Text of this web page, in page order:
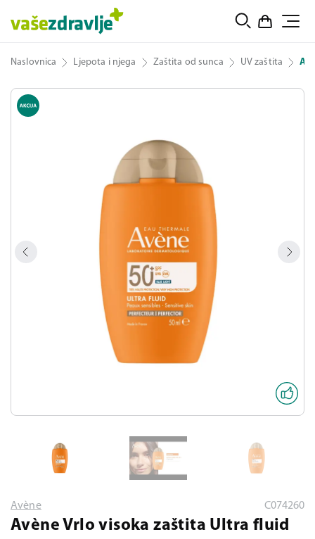
Naslovnica Ljepota i njega Zaštita od sunca UV zaštita
Avène C074260
Avène Vrlo visoka zaštita Ultra fluid